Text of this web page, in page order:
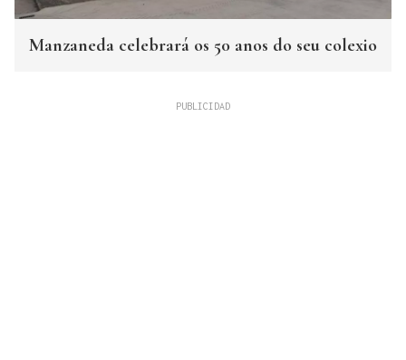
Manzaneda celebrará os 50 anos do seu colexio